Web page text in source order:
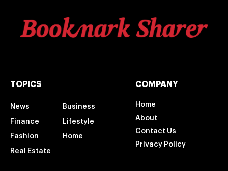
TOPICS
News Business
Finance Lifestyle
Fashion Home
Real Estate
COMPANY
Home
About
Contact Us
Privacy Policy